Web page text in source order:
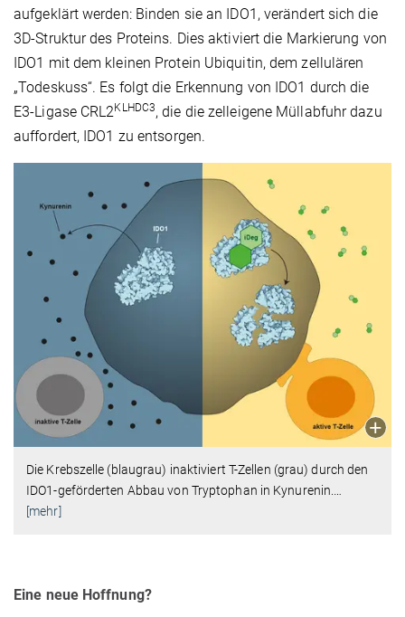
aufgeklärt werden: Binden sie an IDO1, verändert sich die
3D-Struktur des Proteins. Dies aktiviert die Markierung von
IDO1 mit dem kleinen Protein Ubiquitin, dem zellulären
„Todeskuss“. Es folgt die Erkennung von IDO1 durch die
E3-Ligase CRL2KLHDC3, die die zelleigene Müllabfuhr dazu
auffordert, IDO1 zu entsorgen.
Die Krebszelle (blaugrau) inaktiviert T-Zellen (grau) durch den
IDO1-geförderten Abbau von Tryptophan in Kynurenin.
[mehr]
Eine neue Hoffnung?